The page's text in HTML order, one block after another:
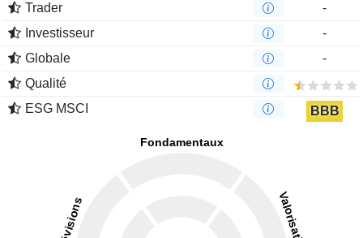
Trader
-
Investisseur
-
Globale
-
Qualité
ESG MSCI
BBB